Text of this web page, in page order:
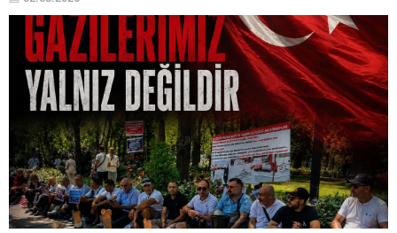
çocuklara özgü koruyucu tedbirler ve izleme mekanizmalarını
güçlendirmek olarak özetlenebilir. Ceza Aralığında Değişiklikler...